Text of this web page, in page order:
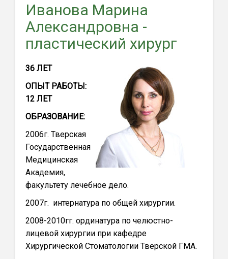
Иванова Марина
Александровна -
пластический хирург
36 ЛЕТ
ОПЫТ РАБОТЫ:
12 ЛЕТ
ОБРАЗОВАНИЕ:
2006г. Тверская
Государственная
Медицинская
Академия,
факультету лечебное дело.
2007г. интернатура по общей хирургии.
2008-2010гг. ординатура по челюстно-
лицевой хирургии при кафедре
Хирургической Стоматологии Тверской ГМА.